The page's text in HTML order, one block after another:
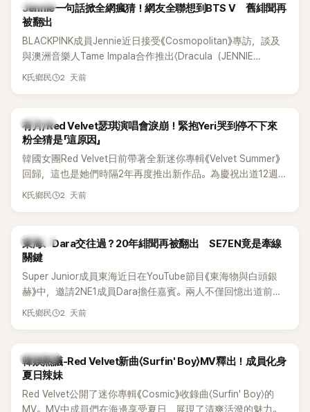
K-POP
Jennie一句話掀全網瘋猜！網友全聯想到BTS V 舊緋聞再
被翻出
BLACKPINK成員Jennie近日接受《Cosmopolitan》專訪，談及
與澳洲音樂人Tame Impala合作推出〈Dracula（JENNIE
Remix）〉的幕後故事，沒想到她一句關於「共同朋友」的回答，
K氏鄉民 2 天前
K-POP
有片/Red Velvet瑟琪演唱會淚崩！緊抱Yeri哭到停不下來
粉全猜是「這原因」
韓國女團Red Velvet日前帶著全新迷你專輯《Velvet Summer》
回歸，這也是她們時隔2年再度推出新作品。為慶祝出道12週
年，五位成員也一連舉辦三場粉絲演唱會，與粉絲共同回顧經
K氏鄉民 2 天前
K-POP
東海、Dara交往過？20年緋聞再被翻出 SE7EN竟是牽線
關鍵
Super Junior成員東海近日在YouTube節目《東海物與白頭銀
赫》中，邀請2NE1成員Dara擔任嘉賓。兩人不僅回憶出道前的
青澀往事，也首度聊起當年鬧得沸沸揚揚的緋聞，讓東海忍不
K氏鄉民 2 天前
熱議討論
韓娛熱議-Red Velvet新曲〈Surfin' Boy〉MV釋出！成員化身
夏日辣妹
Red Velvet公開了迷你專輯《Cosmic》收錄曲〈Surfin' Boy〉的
MV。MV中成員們在海邊享受夏日，展現了清爽活潑的魅力。